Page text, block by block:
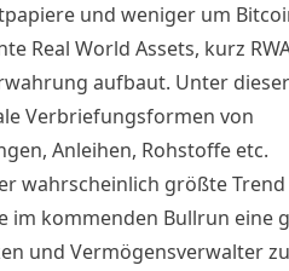
und weniger um
Real World Assets, kurz
aufbaut. Unter dieser
Verbriefungsformen von
Anleihen, Rohstoffe etc.
wahrscheinlich größte
kommenden Bullrun eine
und Vermögensverwalter